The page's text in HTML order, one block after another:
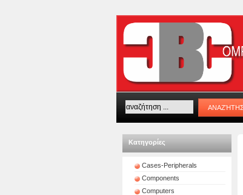
Κατηγορίες
Cases-Peripherals
Components
Computers